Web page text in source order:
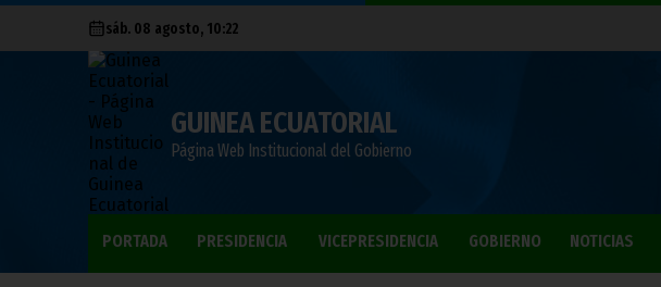
sáb. 08 agosto, 10:22
GUINEA ECUATORIAL
Página Web Institucional del Gobierno
PORTADA PRESIDENCIA VICEPRESIDENCIA GOBIERNO NOTICIAS